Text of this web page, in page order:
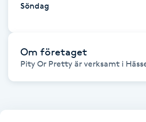
Hårbottenbehandling
Hårförlängning
Hårvård
Söndag
Om företaget
Pity Or Pretty är verksamt i